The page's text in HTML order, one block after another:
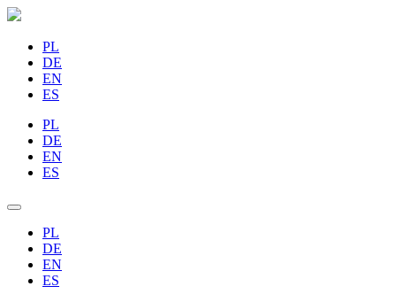
PL
DE
EN
ES
PL
DE
EN
ES
PL
DE
EN
ES